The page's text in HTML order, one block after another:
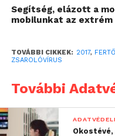
sérülékenységeit.
zsarolásvédelmi
hogy a számítógépen
alkalmazás. Ha ilyet
leállítja a hozzá
Segítség, elázott a
mobilunkat az extrém
TOVÁBBI CIKKEK: 2017,
ZSAROLÓVÍRUS
További